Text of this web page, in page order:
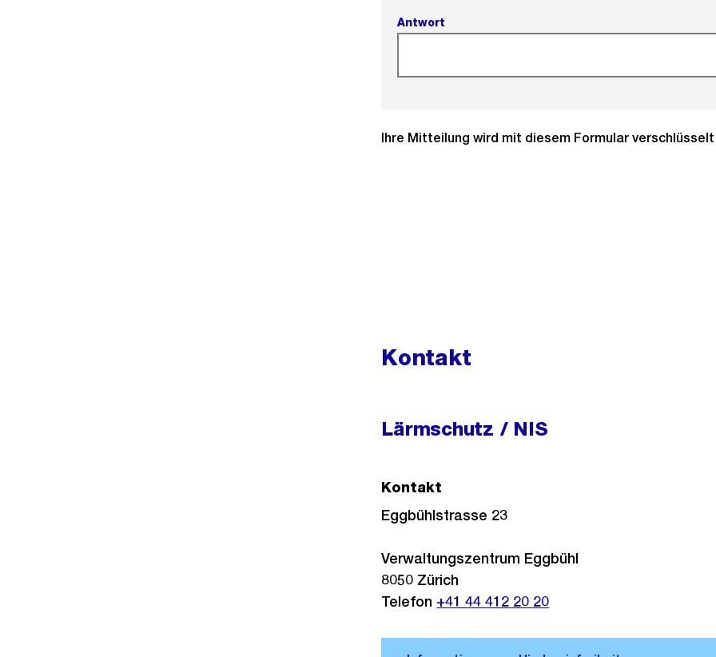
Antwort
Ihre Mitteilung wird mit diesem Formular
Kontakt
Lärmschutz / NIS
Kontakt
Eggbühlstrasse 23
Verwaltungszentrum Eggbühl
8050 Zürich
Telefon +41 44 412 20 20